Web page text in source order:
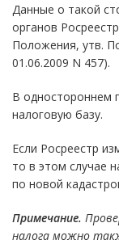
Данные о такой
органов
Положения, утв.
01.06.2009 N 457).
В одностороннем
налоговую базу.
Если Росреестр
то в этом случае
по новой
Примечание.
налога можно